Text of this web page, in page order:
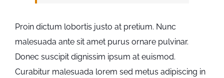
Proin dictum lobortis justo at pretium. Nunc
malesuada ante sit amet purus ornare pulvinar.
Donec suscipit dignissim ipsum at euismod.
Curabitur malesuada lorem sed metus adipiscing in